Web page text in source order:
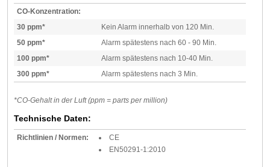
CO-Konzentration:
30 ppm*
Kein Alarm innerhalb von 120 Min.
50 ppm*
Alarm spätestens nach 60 - 90 Min.
100 ppm*
Alarm spätestens nach 10-40 Min.
300 ppm*
Alarm spätestens nach 3 Min.
*CO-Gehalt in der Luft (ppm = parts per million)
Technische Daten:
Richtlinien / Normen:
CE
EN50291-1:2010